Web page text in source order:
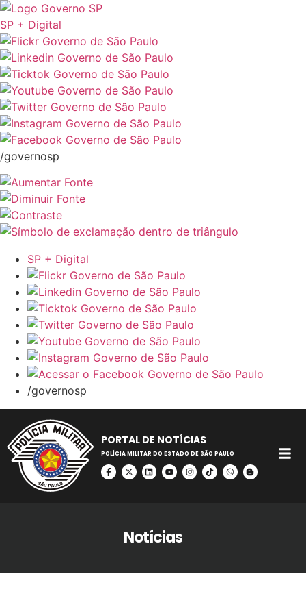
SP + Digital
/governosp
SP + Digital
/governosp
PORTAL DE NOTÍCIAS
POLÍCIA MILITAR DO ESTADO DE SÃO PAULO
Notícias